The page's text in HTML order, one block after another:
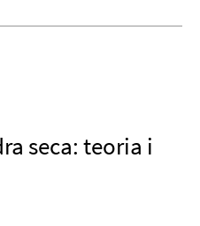
seca: teoria i